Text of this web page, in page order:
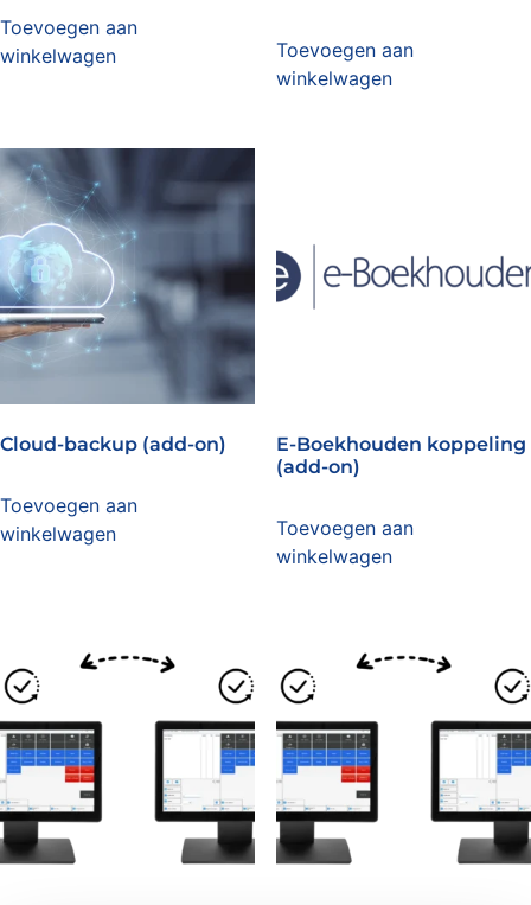
Toevoegen aan
winkelwagen
Toevoegen aan
winkelwagen
Cloud-backup (add-on)
Toevoegen aan
winkelwagen
E-Boekhouden koppeling
(add-on)
Toevoegen aan
winkelwagen